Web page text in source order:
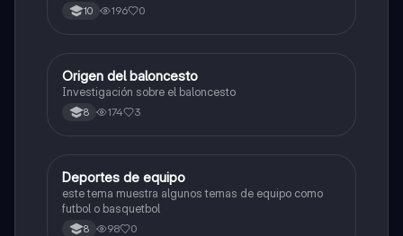
10 196 0
Educación Física
Origen del baloncesto
Investigación sobre el baloncesto
8 174 3
Educación Física
Deportes de equipo
este tema muestra algunos temas de equipo como
futbol o basquetbol
8 98 0